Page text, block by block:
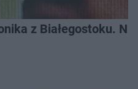
z Białegostoku.